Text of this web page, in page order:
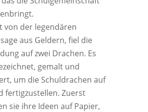
von der legendären
aus Geldern, fiel die
auf zwei Drachen. Es
gemalt und
um die Schuldrachen auf
fertigzustellen. Zuerst
sie ihre Ideen auf Papier,